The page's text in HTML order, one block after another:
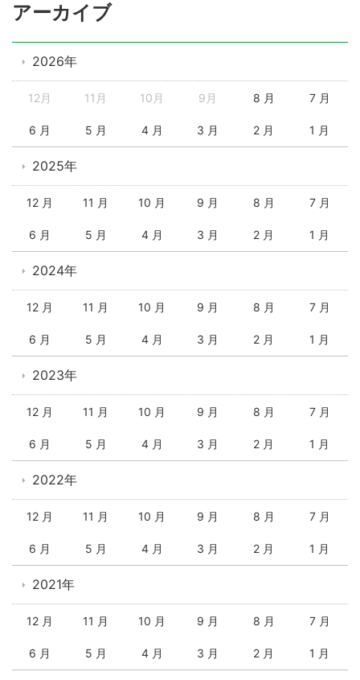
アーカイブ
2026年
12月 11月 10月 9月 8 月 7 月
6 月 5 月 4 月 3 月 2 月 1 月
2025年
12 月 11 月 10 月 9 月 8 月 7 月
6 月 5 月 4 月 3 月 2 月 1 月
2024年
12 月 11 月 10 月 9 月 8 月 7 月
6 月 5 月 4 月 3 月 2 月 1 月
2023年
12 月 11 月 10 月 9 月 8 月 7 月
6 月 5 月 4 月 3 月 2 月 1 月
2022年
12 月 11 月 10 月 9 月 8 月 7 月
6 月 5 月 4 月 3 月 2 月 1 月
2021年
12 月 11 月 10 月 9 月 8 月 7 月
6 月 5 月 4 月 3 月 2 月 1 月